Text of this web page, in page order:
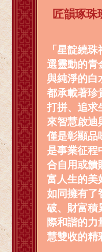
匠韻琢珠
「星靛繞
選靈動的青
與純淨的白
都承載著珍
打拼、追求
來智慧啟迪
僅是彰顯品
是事業征程
合自用或饋
富人生的美
如同擁有了
破、財富積
際和諧的力
慧雙收的精